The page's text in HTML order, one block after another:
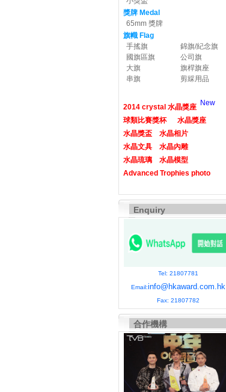
獎牌 Medal
65mm 獎牌
旗幟 Flag
手搖旗
錦旗/紀念旗
國旗區旗
公司旗
大旗
旗桿旗座
串旗
剪綵用品
2014 crystal 水晶獎座 New
球類比賽獎杯
水晶獎座
水晶獎盃
水晶相片
水晶文具
水晶內雕
水晶琉璃
水晶模型
Advanced Trophies photo
Enquiry
Tel: 21807781
Email:info@hkaward.com.hk
Fax: 21807782
合作機構